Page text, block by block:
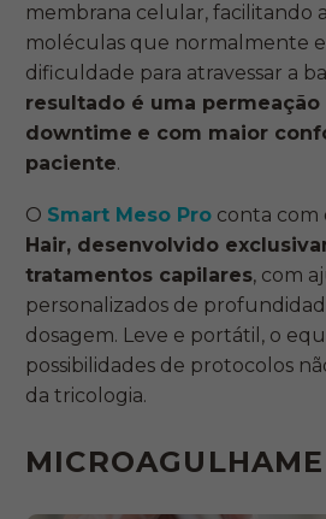
membrana celular, facilitando
moléculas que normalmente
dificuldade para atravessar a
resultado é uma
downtime e com maior
paciente.
O Smart Meso Pro conta com
Hair, desenvolvido
tratamentos capilares, com
personalizados de
dosagem. Leve e portátil, o
possibilidades de protocolos
da tricologia.